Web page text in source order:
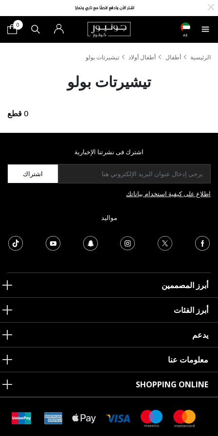
AE
0
الرئيسية أطفال أطفال أولاد تيشيرتات بولو
تيشيرتات بولو
0 قطع
اشترك فى نشرتنا الإخبارية
اشتراك
اطلاع على كيفية استخدام بياناتك
مواليد
أبرز المصممين
أبرز الفئات
يدعم
معلومات عنا
SHOPPING ONLINE